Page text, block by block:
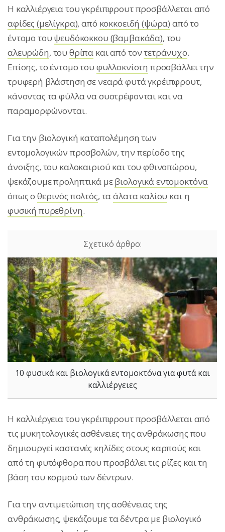
Η καλλιέργεια του γκρέιπφρουτ προσβάλλεται από
αφίδες (μελίγκρα), από κοκκοειδή (ψώρα) από το
έντομο του ψευδόκοκκου (βαμβακάδα), του
αλευρώδη, του θρίπα και από τοντετράνυχο.
Επίσης, το έντομο του φυλλοκνίστη προσβάλλει την
τρυφερή βλάστηση σε νεαρά φυτά γκρέιπφρουτ,
κάνοντας τα φύλλα να συστρέφονται και να
παραμορφώνονται.
Για την βιολογική καταπολέμηση των
εντομολογικών προσβολών, την περίοδο της
άνοιξης, του καλοκαιριού και του φθινοπώρου,
ψεκάζουμε προληπτικά μεβιολογικά εντομοκτόνα
όπως ο θερινός πολτός, ταάλατα καλίου και η
φυσική πυρεθρίνη.
10 φυσικά και βιολογικά εντομοκτόνα για φυτά και
καλλιέργειες
Η καλλιέργεια του γκρέιπφρουτ προσβάλλεται από
τις μυκητολογικές ασθένειες της ανθράκωσης που
δημιουργεί καστανές κηλίδες στους καρπούς και
από τη φυτόφθορα που προσβάλει τις ρίζες και τη
βάση του κορμού των δέντρων.
Για την αντιμετώπιση της ασθένειας της
ανθράκωσης, ψεκάζουμε τα δέντρα με βιολογικό